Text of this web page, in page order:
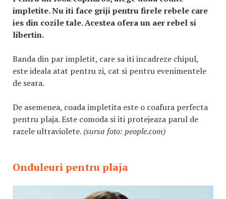
impletite. Nu iti face griji pentru firele rebele care
ies din cozile tale. Acestea ofera un aer rebel si
libertin.
Banda din par impletit, care sa iti incadreze chipul,
este ideala atat pentru zi, cat si pentru evenimentele
de seara.
De asemenea, coada impletita este o coafura perfecta
pentru plaja. Este comoda si iti protejeaza parul de
razele ultraviolete. (sursa foto: people.com)
Onduleuri pentru plaja